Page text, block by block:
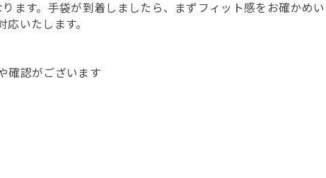
す。手袋が到着しましたら、まずフィット感をお確かめい
いたします。
確認がございます